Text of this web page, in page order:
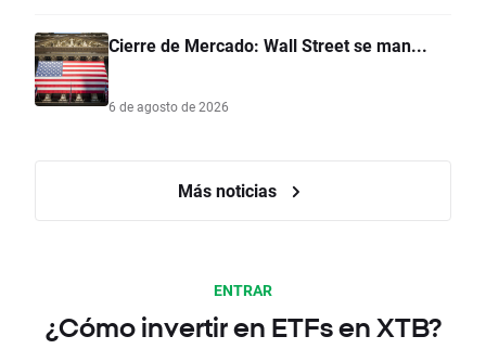
Cierre de Mercado: Wall Street se man...
6 de agosto de 2026
Más noticias
ENTRAR
¿Cómo invertir en ETFs en XTB?